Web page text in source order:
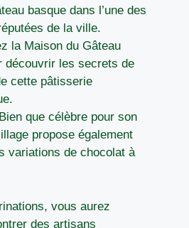
basque dans l’une des
de la ville.
la Maison du Gâteau
découvrir les secrets de
cette pâtisserie
que célèbre pour son
propose également
variations de chocolat à
vous aurez
des artisans